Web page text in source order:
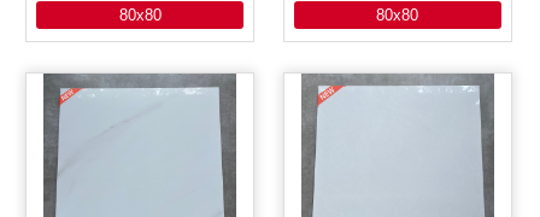
80x80
80x80